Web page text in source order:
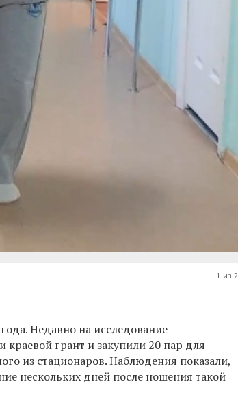
1 из 2
Недавно на исследование
краевой грант и закупили 20 пар для
из стационаров. Наблюдения показали,
нескольких дней после ношения такой